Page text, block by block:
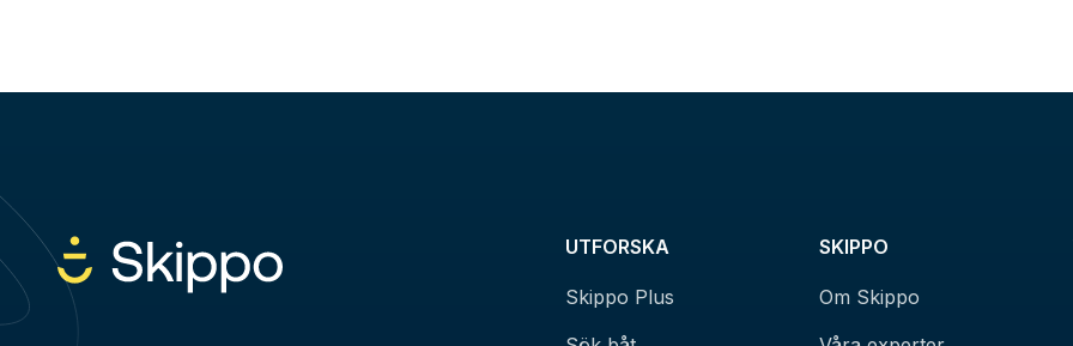
UTFORSKA
Skippo Plus
SKIPPO
Om Skippo